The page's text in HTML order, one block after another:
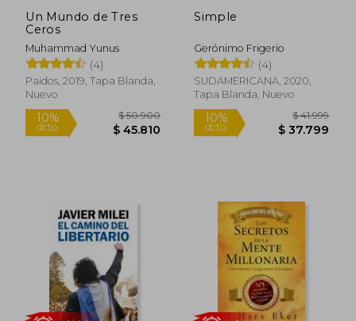
Un Mundo de Tres
Ceros
Muhammad Yunus
(4)
Paidos, 2019, Tapa Blanda,
Nuevo
Simple
Gerónimo Frigerio
(4)
SUDAMERICANA, 2020,
Tapa Blanda, Nuevo